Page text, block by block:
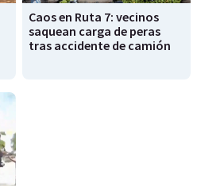
Caos en Ruta 7: vecinos
saquean carga de peras
tras accidente de camión